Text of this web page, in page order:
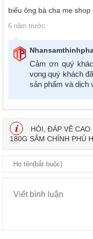
biếu ông bà cha mẹ
6 năm trước
Cảm ơn quý
vọng quý khách
sản phẩm và dịch
HỎI, ĐÁP VỀ
180G SÂM CHÍNH PHỦ